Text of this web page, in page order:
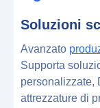
Soluzioni
Avanzato
Supporta
personalizzate,
attrezzature di